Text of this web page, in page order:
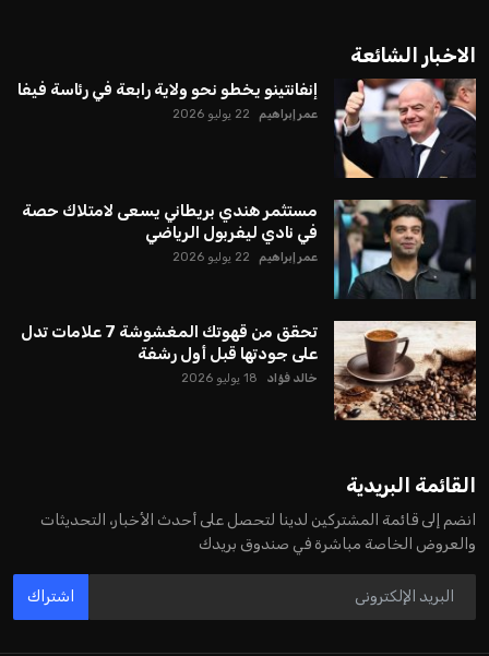
يبدو أن السويسري جياني إنفانتينو في طريقه للاحتفاظ بمنصبه
كرئيس للاتحاد الدولي لكرة القدم “فيفا” لفترة رابعة، بعد أن حصل
على تأييد واسع من أكثر من 200 اتحاد وطني من أصل 211 في
الجمعية العمومية. مما يعزز فرصته للفوز في الانتخابات المقررة عام
2027، ويجعله المرشح الأكثر حظًا حتى الآن.
لإنفانتينو في الآونة الأخيرة. حتى الآن، لم يتقدم أي مرشح منافس
في السباق الانتخابي، ولم تتمكن الأصوات المعارضة من التوصل إلى
اسم يوازن موقف إنفانتينو، قبل انتهاء فترة الترشح في نوفمبر
المقبل.
يعتمد إنفانتينو على قاعدة دعم قوية من الاتحادات القارية المختلفة،